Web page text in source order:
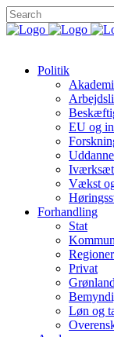
Politik
EU og
Vækst
Forhandling
Stat
Regioner
Privat
Grønland
Løn og